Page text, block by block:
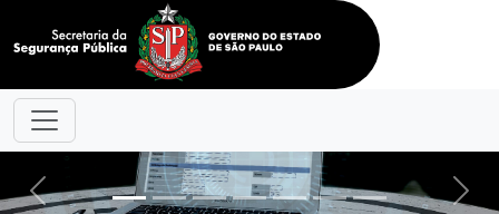
Previous